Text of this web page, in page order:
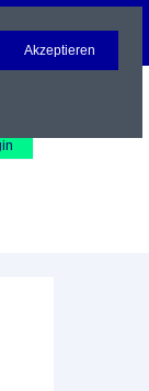
Akzeptieren